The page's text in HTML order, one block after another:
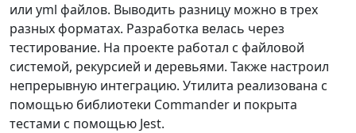
или yml файлов. Выводить разницу можно в трех
разных форматах. Разработка велась через
тестирование. На проекте работал с файловой
системой, рекурсией и деревьями. Также настроил
непрерывную интеграцию. Утилита реализована с
помощью библиотеки Commander и покрыта
тестами с помощью Jest.